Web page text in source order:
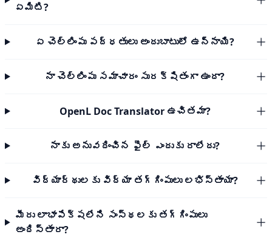
ఏమిటి?
ఏ చెల్లింపు పద్ధతులు అందుబాటులో ఉన్నాయి?
నా చెల్లింపు సమాచారం సురక్షితంగా ఉందా?
OpenL Doc Translator ఉచితమా?
నాకు అనువదించిన ఫైల్ ఎందుకు రాలేదు?
విద్యార్థులకు విద్యా తగ్గింపులు లభిస్తాయా?
మీరు లాభాపేక్షలేని సంస్థలకు తగ్గింపులు
అందిస్తారా?